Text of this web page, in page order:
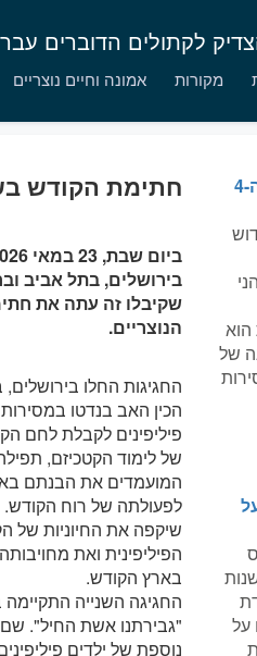
לקתולים הדוברים
מקורות אמונה וחיים נוצריים
חג ז'אן-מרי וויאניי הקדוש – ה-4
הוא
של
על
חתימת הקודש
בירושלים, בתל אביב
שקיבלו זה עתה את
הנוצריים.
החגיגות החלו
הכין האב בנדטו
פיליפינים לקבלת לחם
של לימוד הקטכיזם,
המועמדים את הבנתם
לפעולתה של רוח
שיקפה את החיוניות של
הפיליפינית ואת
בארץ הקודש.
החגיגה השנייה
"גבירתנו אשת החיל". שם
נוספת של ילדים